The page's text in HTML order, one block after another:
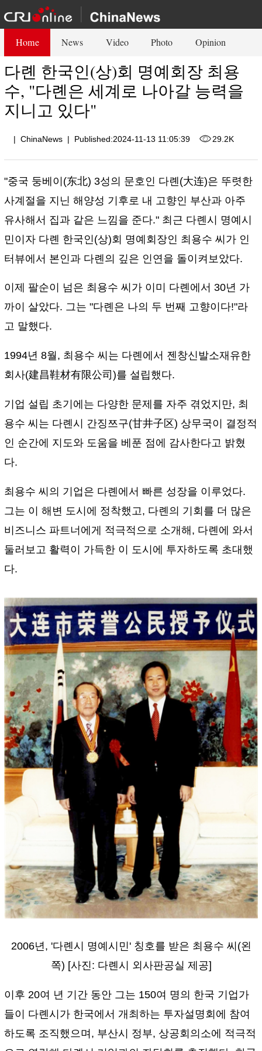
Home News Video Photo Opinion
다롄 한국인(상)회 명예회장 최용
수, "다롄은 세계로 나아갈 능력을
지니고 있다"
| ChinaNews | Published:2024-11-13 11:05:39 29.2K
"중국 둥베이(东北) 3성의 문호인 다롄(大连)은 뚜렷한
사계절을 지닌 해양성 기후로 내 고향인 부산과 아주
유사해서 집과 같은 느낌을 준다." 최근 다롄시 명예시
민이자 다롄 한국인(상)회 명예회장인 최용수 씨가 인
터뷰에서 본인과 다롄의 깊은 인연을 돌이켜보았다.
이제 팔순이 넘은 최용수 씨가 이미 다롄에서 30년 가
까이 살았다. 그는 "다롄은 나의 두 번째 고향이다!"라
고 말했다.
1994년 8월, 최용수 씨는 다롄에서 젠창신발소재유한
회사(建昌鞋材有限公司)를 설립했다.
기업 설립 초기에는 다양한 문제를 자주 겪었지만, 최
용수 씨는 다롄시 간징쯔구(甘井子区) 상무국이 결정적
인 순간에 지도와 도움을 베푼 점에 감사한다고 밝혔
다.
최용수 씨의 기업은 다롄에서 빠른 성장을 이루었다.
그는 이 해변 도시에 정착했고, 다롄의 기회를 더 많은
비즈니스 파트너에게 적극적으로 소개해, 다롄에 와서
둘러보고 활력이 가득한 이 도시에 투자하도록 초대했
다.
2006년, '다롄시 명예시민' 칭호를 받은 최용수 씨(왼
쪽) [사진: 다롄시 외사판공실 제공]
이후 20여 년 기간 동안 그는 150여 명의 한국 기업가
들이 다롄시가 한국에서 개최하는 투자설명회에 참여
하도록 조직했으며, 부산시 정부, 상공회의소에 적극적